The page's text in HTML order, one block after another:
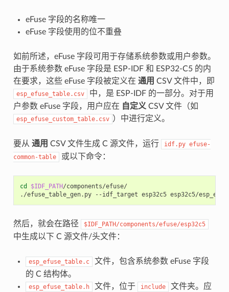
eFuse 字段的名称唯一
eFuse 字段使用的位不重叠
如前所述，eFuse 字段可用于存储系统参数或用户参数。
由于系统参数 eFuse 字段是 ESP-IDF 和 ESP32-C5 的内
在要求，这些 eFuse 字段被定义在 通用 CSV 文件中，即
esp_efuse_table.csv
中，是 ESP-IDF 的一部分。对于用
户参数 eFuse 字段，用户应在 自定义 CSV 文件（如
esp_efuse_custom_table.csv ）中进行定义。
要从 通用 CSV 文件生成 C 源文件，运行 idf.py efuse-
common-table
或以下命令：
cd $IDF_PATH/components/efuse/
./efuse_table_gen.py
--idf_target esp32c5
然后，就会在路径 $IDF_PATH/components/efuse/esp32c5
中生成以下 C 源文件/头文件：
esp_efuse_table.c
文件，包含系统参数 eFuse 字段
的 C 结构体。
esp_efuse_table.h 文件，位于 include
文件夹。应